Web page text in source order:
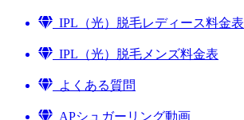
IPL（光）脱毛レディース料金表
IPL（光）脱毛メンズ料金表
よくある質問
APシュガーリング動画